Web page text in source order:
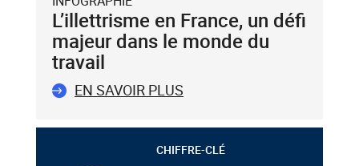
L’illettrisme en France, un défi
majeur dans le monde du
travail
EN SAVOIR PLUS
CHIFFRE-CLÉ